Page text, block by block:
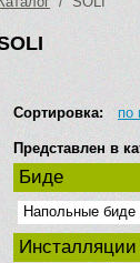
Сортировка: по
Представлен в
Биде
Напольные биде